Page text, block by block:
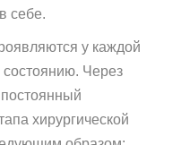
себе.
у каждой
Через
хирургической